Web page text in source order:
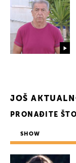
JOŠ
PRONAĐITE
SHOW